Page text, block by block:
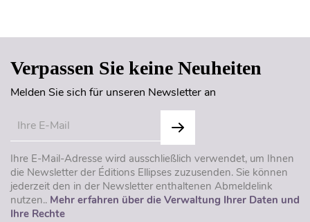
Verpassen Sie keine Neuheiten
Melden Sie sich für unseren Newsletter an
Ihre E-Mail-Adresse wird ausschließlich verwendet, um Ihnen
die Newsletter der Éditions Ellipses zuzusenden. Sie können
jederzeit den in der Newsletter enthaltenen Abmeldelink
nutzen.. Mehr erfahren über die Verwaltung Ihrer Daten und
Ihre Rechte